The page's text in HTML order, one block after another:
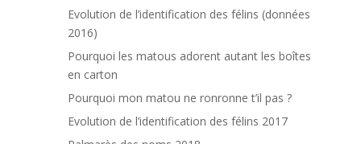
Evolution de l’identification des félins (données
2016)
Pourquoi les matous adorent autant les boîtes
en carton
Pourquoi mon matou ne ronronne t’il pas ?
Evolution de l’identification des félins 2017